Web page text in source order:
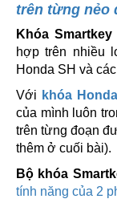
trên từng nẻo
Khóa Smartkey
hợp trên nhiều
Honda SH và
Với khóa
của mình luôn
trên từng đoạn
thêm ở cuối bài).
Bộ khóa
tính năng của 2